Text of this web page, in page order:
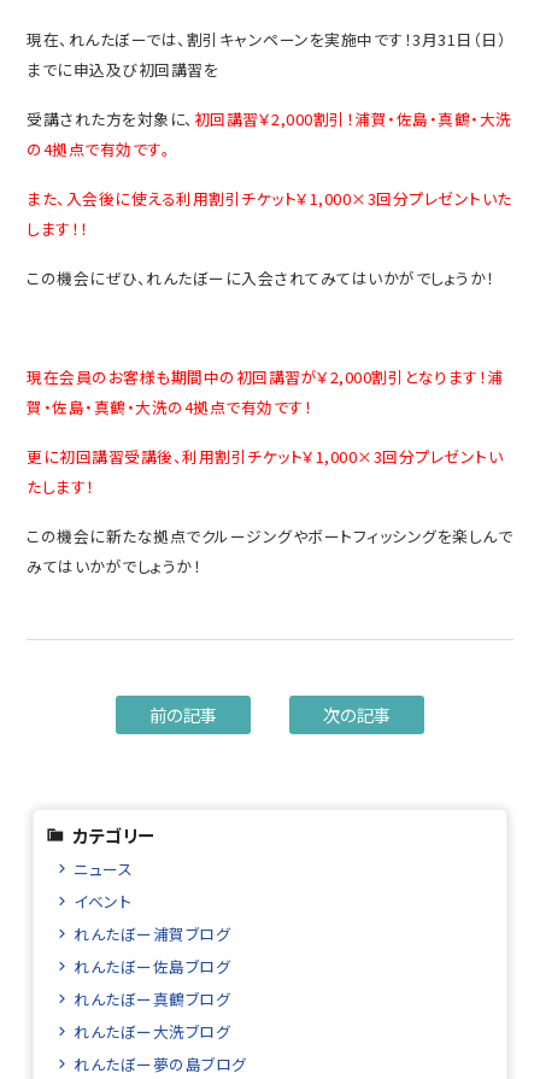
現在、れんたぼーでは、割引キャンペーンを実施中です！3月31日（日）
までに申込及び初回講習を
受講された方を対象に、 初回講習￥2,000割引！浦賀・佐島・真鶴・大洗
の4拠点で有効です。
また、入会後に使える利用割引チケット￥1,000×3回分プレゼントいた
します！！
この機会にぜひ、れんたぼーに入会されてみてはいかがでしょうか！
現在会員のお客様も期間中の初回講習が￥2,000割引となります！浦
賀・佐島・真鶴・大洗の4拠点で有効です！
更に初回講習受講後、利用割引チケット￥1,000×3回分プレゼントい
たします！
この機会に新たな拠点でクルージングやボートフィッシングを楽しんで
みてはいかがでしょうか！
前の記事 次の記事
カテゴリー
ニュース
イベント
れんたぼー浦賀ブログ
れんたぼー佐島ブログ
れんたぼー真鶴ブログ
れんたぼー大洗ブログ
れんたぼー夢の島ブログ